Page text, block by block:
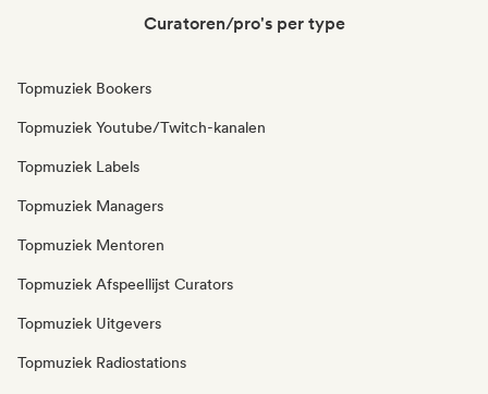
Curatoren/pro's per type
Topmuziek Bookers
Topmuziek Youtube/Twitch-kanalen
Topmuziek Labels
Topmuziek Managers
Topmuziek Mentoren
Topmuziek Afspeellijst Curators
Topmuziek Uitgevers
Topmuziek Radiostations